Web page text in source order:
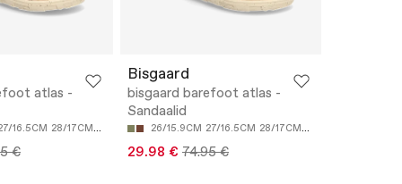
atlas -
16.5CM 28/17CM 29/17.5CM 30/18CM
€
Bisgaard
bisgaard barefoot atlas -
Sandaalid
26/15.9CM 27/16.5CM 28/17CM 29/17.5CM
29.98 € 74.95 €